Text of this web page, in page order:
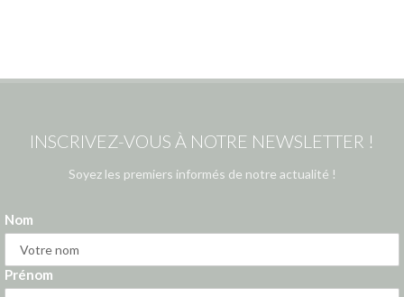
INSCRIVEZ-VOUS À NOTRE NEWSLETTER !
Soyez les premiers informés de notre actualité !
Nom
Prénom